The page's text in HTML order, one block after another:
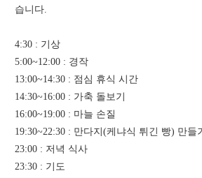
습니다.
4:30 : 기상
5:00~12:00 : 경작
13:00~14:30 : 점심 휴식 시간
14:30~16:00 : 가축 돌보기
16:00~19:00 : 마늘 손질
19:30~22:30 : 만다지(케냐식 튀긴 빵) 만들기
23:00 : 저녁 식사
23:30 : 기도